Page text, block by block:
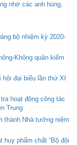
nhớ các anh hùng,
bộ nhiệm kỳ 2020-
Không quân kiểm
đại biểu lần thứ XI
hoạt động công tác
Trung
thành Nhà tưởng niệm
phẩm chất “Bộ đội